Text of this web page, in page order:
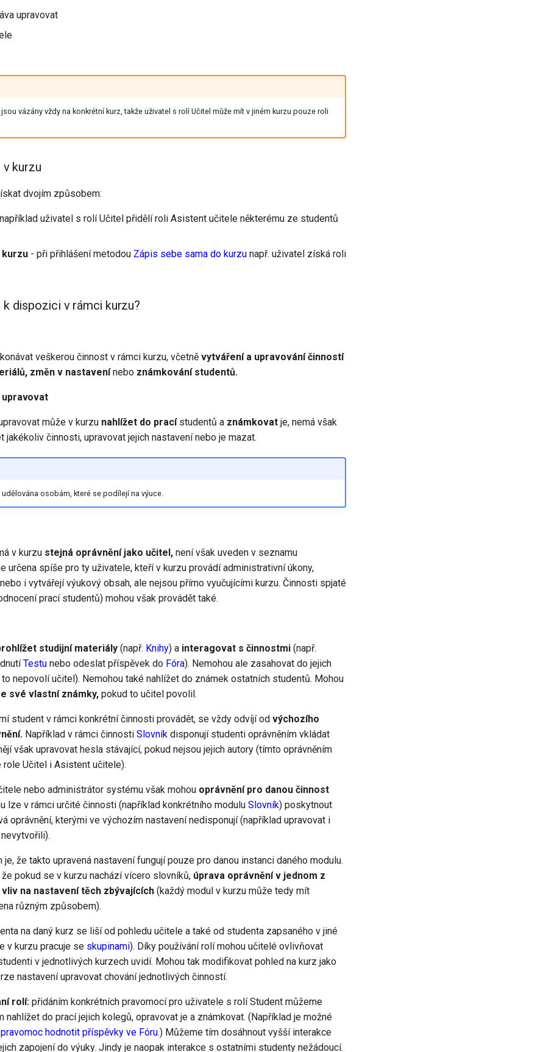
upravovat
vázány vždy na konkrétní kurz, takže uživatel s rolí Učitel může mít v jiném kurzu pouze roli
kurzu
dvojím způsobem:
uživatel s rolí Učitel přidělí roli Asistent učitele některému ze studentů
kurzu - při přihlášení metodou Zápis sebe sama do kurzu např. uživatel získá roli
dispozici v rámci kurzu?
veškerou činnost v rámci kurzu, včetně vytváření a upravování činností
změn v nastavenínebo známkování studentů.
upravovat
může v kurzu nahlížet do pracístudentů a známkovat je, nemá však
jakékoliv činnosti, upravovat jejich nastavení nebo je mazat.
osobám, které se podílejí na výuce.
v kurzu stejná oprávnění jako učitel, není však uveden v seznamu
určena spíše pro ty uživatele, kteří v kurzu provádí administrativní úkony,
i vytvářejí výukový obsah, ale nejsou přímo vyučujícími kurzu. Činnosti spjaté
prací studentů) mohou však provádět také.
studijní materiály (např. Knihy) a interagovat s činnostmi (např.
Testu nebo odeslat příspěvek do Fóra). Nemohou ale zasahovat do jejich
nepovolí učitel). Nemohou také nahlížet do známek ostatních studentů. Mohou
své vlastní známky, pokud to učitel povolil.
student v rámci konkrétní činnosti provádět, se vždy odvíjí od výchozího
Například v rámci činnosti Slovník disponují studenti oprávněním vkládat
však upravovat hesla stávající, pokud nejsou jejich autory (tímto oprávněním
role Učitel i Asistent učitele).
nebo administrátor systému však mohou oprávnění pro danou činnost
lze v rámci určité činnosti (například konkrétního modulu Slovník) poskytnout
oprávnění, kterými ve výchozím nastavení nedisponují (například upravovat i
že takto upravená nastavení fungují pouze pro danou instanci daného modulu.
že pokud se v kurzu nachází vícero slovníků, úprava oprávnění v jednom z
na nastavení těch zbývajících (každý modul v kurzu může tedy mít
různým způsobem).
na daný kurz se liší od pohledu učitele a také od studenta zapsaného v jiné
v kurzu pracuje se skupinami). Díky používání rolí mohou učitelé ovlivňovat
v jednotlivých kurzech uvidí. Mohou tak modifikovat pohled na kurz jako
nastavení upravovat chování jednotlivých činností.
rolí: přidáním konkrétních pravomocí pro uživatele s rolí Student můžeme
nahlížet do prací jejich kolegů, opravovat je a známkovat. (Například je možné
hodnotit příspěvky ve Fóru.) Můžeme tím dosáhnout vyšší interakce
zapojení do výuky. Jindy je naopak interakce s ostatními studenty nežádoucí.